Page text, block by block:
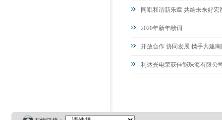
同唱和谐新乐章 共绘未来好宏
2020年新年献词
开放合作 协同发展 携手共建
利达光电荣获佳能珠海有限公